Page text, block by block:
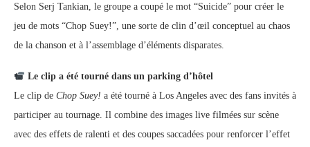
Selon Serj Tankian, le groupe a coupé le mot “Suicide” pour créer le
jeu de mots “Chop Suey!”, une sorte de clin d’œil conceptuel au chaos
de la chanson et à l’assemblage d’éléments disparates.
Le clip a été tourné dans un parking d’hôtel
Le clip de Chop Suey! a été tourné à Los Angeles avec des fans invités à
participer au tournage. Il combine des images live filmées sur scène
avec des effets de ralenti et des coupes saccadées pour renforcer l’effet